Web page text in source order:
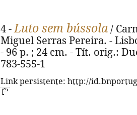
4 -Luto sem bússola /
Miguel Serras Pereira. -
- 96 p. ; 24 cm. - Tít. orig.:
783-555-1
Link persistente: http://